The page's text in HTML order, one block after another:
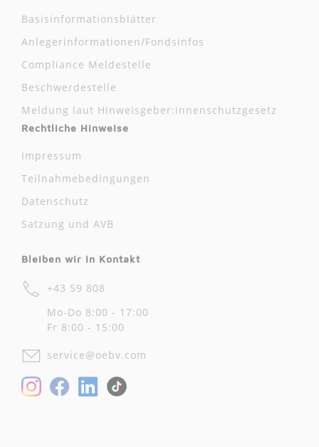
Basisinformationsblätter
Anlegerinformationen/Fondsinfos
Compliance Meldestelle
Beschwerdestelle
Meldung laut Hinweisgeber:innenschutzgesetz
Rechtliche Hinweise
Impressum
Teilnahmebedingungen
Datenschutz
Satzung und AVB
Bleiben wir in Kontakt
+43 59 808
Mo-Do 8:00 - 17:00
Fr 8:00 - 15:00
service@oebv.com
InstagramFacebookLinkedIn